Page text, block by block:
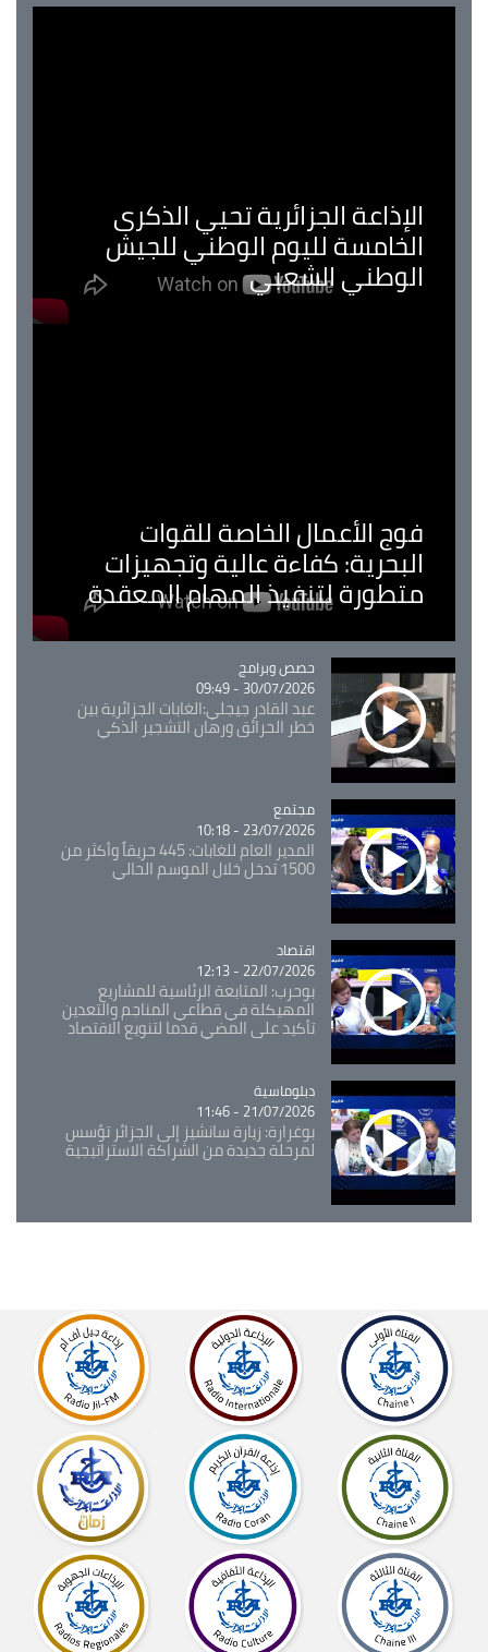
الإذاعة الجزائرية تحيي الذكرى
الخامسة لليوم الوطني للجيش
الوطني الشعبي
فوج الأعمال الخاصة للقوات
البحرية: كفاءة عالية وتجهيزات
متطورة لتنفيذ المهام المعقدة
Catégorie
حصص وبرامج
30/07/2026 - 09:49
عبد القادر جيجلي:الغابات الجزائرية بين
خطر الحرائق ورهان التشجير الذكي
Catégorie
مجتمع
23/07/2026 - 10:18
المدير العام للغابات: 445 حريقاً وأكثر من
1500 تدخل خلال الموسم الحالي
Catégorie
اقتصاد
22/07/2026 - 12:13
بوحرب: المتابعة الرئاسية للمشاريع
المهيكلة في قطاعي المناجم والتعدين
تأكيد على المضي قدما لتنويع الاقتصاد
Catégorie
دبلوماسية
21/07/2026 - 11:46
بوغرارة: زيارة سانشيز إلى الجزائر تؤسس
لمرحلة جديدة من الشراكة الاستراتيجية